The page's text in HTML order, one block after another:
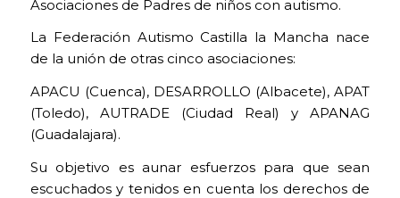
Asociaciones de Padres de niños con autismo.
La Federación Autismo Castilla la Mancha nace
de la unión de otras cinco asociaciones:
APACU (Cuenca), DESARROLLO (Albacete), APAT
(Toledo), AUTRADE (Ciudad Real) y APANAG
(Guadalajara).
Su objetivo es aunar esfuerzos para que sean
escuchados y tenidos en cuenta los derechos de